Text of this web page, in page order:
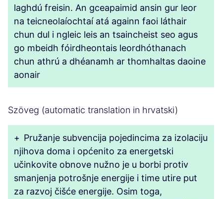
laghdú freisin. An gceapaimid ansin gur leor
na teicneolaíochtaí atá againn faoi láthair
chun dul i ngleic leis an tsaincheist seo agus
go mbeidh fóirdheontais leordhóthanach
chun athrú a dhéanamh ar thomhaltas daoine
aonair
Szöveg (automatic translation in hrvatski)
+ Pružanje subvencija pojedincima za izolaciju
njihova doma i općenito za energetski
učinkovite obnove nužno je u borbi protiv
smanjenja potrošnje energije i time utire put
za razvoj čišće energije. Osim toga,